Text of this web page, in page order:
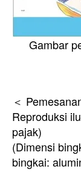
Gambar
＜
Reproduksi
pajak)
(Dimensi
bingkai: